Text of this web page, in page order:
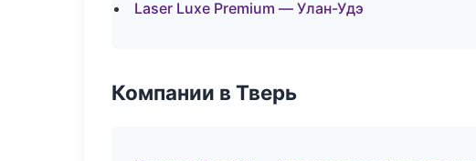
Laser Luxe Premium — Улан-Удэ
Компании в Тверь